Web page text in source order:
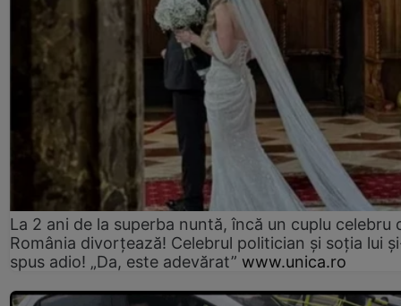
La 2 ani de la superba nuntă, încă un cuplu celebru
România divorțează! Celebrul politician și soția lui
spus adio! „Da, este adevărat” www.unica.ro